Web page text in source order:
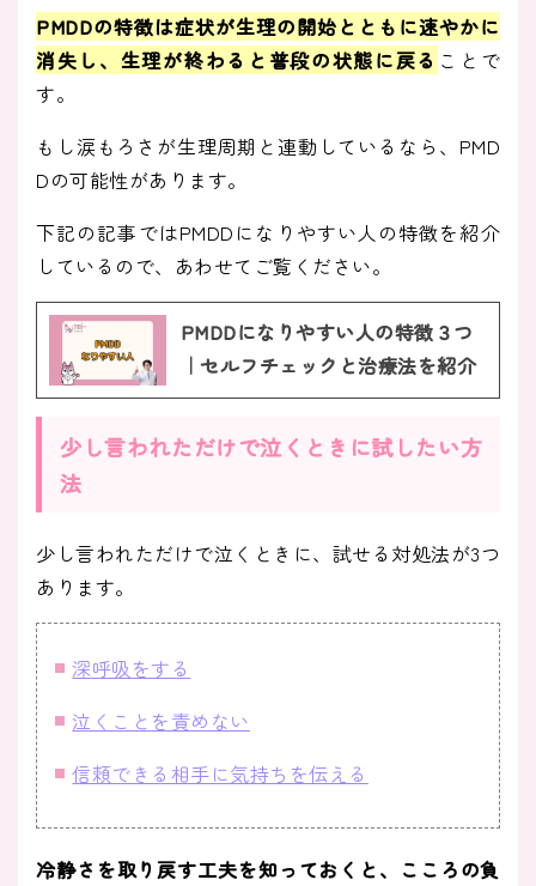
PMDDの特徴は症状が生理の開始とともに速やかに
消失し、生理が終わると普段の状態に戻る ことで
す。
もし涙もろさが生理周期と連動しているなら、PMD
Dの可能性があります。
下記の記事ではPMDDになりやすい人の特徴を紹介
しているので、あわせてご覧ください。
PMDDになりやすい人の特徴３つ
｜セルフチェックと治療法を紹介
少し言われただけで泣くときに試したい方
法
少し言われただけで泣くときに、試せる対処法が3つ
あります。
深呼吸をする
泣くことを責めない
信頼できる相手に気持ちを伝える
冷静さを取り戻す工夫を知っておくと、こころの負